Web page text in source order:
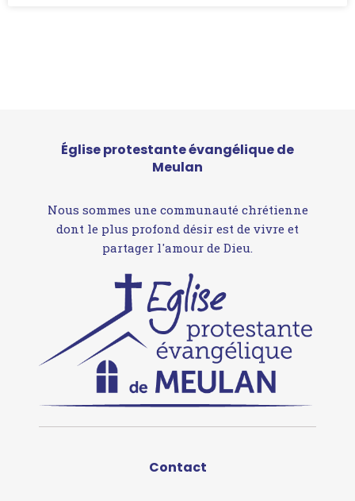
Église protestante évangélique de
Meulan
Nous sommes une communauté chrétienne
dont le plus profond désir est de vivre et
partager l'amour de Dieu.
Contact